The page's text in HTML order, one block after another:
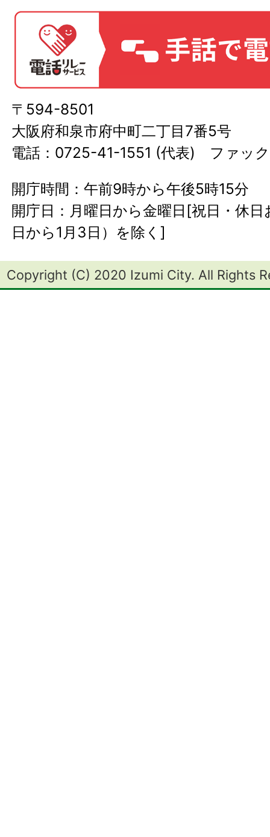
〒594-8501
大阪府和泉市府中町二丁目7番5号
電話：0725-41-1551 (代表) ファッ
開庁時間：午前9時から午後5時15分
開庁日：月曜日から金曜日[祝日・休
日から1月3日）を除く]
Copyright (C) 2020 Izumi City. All Rights